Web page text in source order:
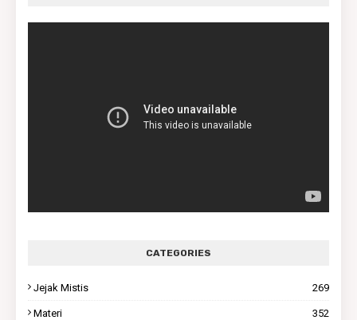
CATEGORIES
Jejak Mistis 269
Materi 352